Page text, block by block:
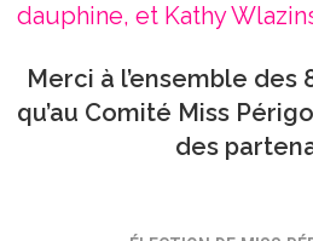
dauphine, et Kathy
Merci à l’ensemble des
qu’au Comité Miss
des